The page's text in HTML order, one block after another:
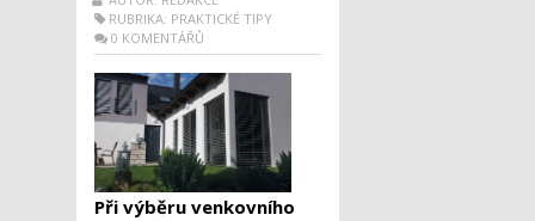
RUBRIKA: PRAKTICKÉ TIPY
0 KOMENTÁŘŮ
Při výběru venkovního